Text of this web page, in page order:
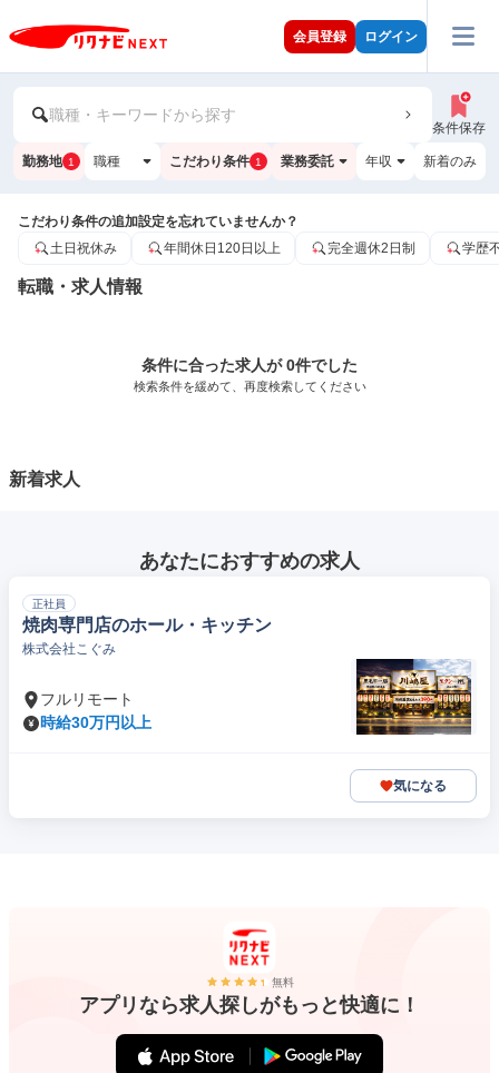
会員登録 ログイン
職種・キーワードから探す
条件保存
勤務地 1 職種 こだわり条件 1 業務委託 年収 新着のみ
こだわり条件の追加設定を忘れていませんか？
土日祝休み
年間休日120日以上 完全週休2日制 学歴
転職・求人情報
条件に合った求人が 0件でした
検索条件を緩めて、再度検索してください
新着求人
あなたにおすすめの求人
正社員
焼肉専門店のホール・キッチン
株式会社こぐみ
フルリモート
時給30万円以上
気になる
無料
アプリなら求人探しがもっと快適に！